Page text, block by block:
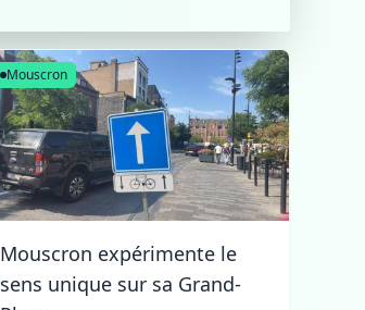
Mouscron
Mouscron expérimente le
sens unique sur sa Grand-